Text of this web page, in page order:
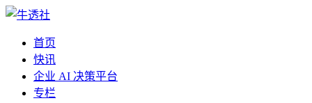
首页
快讯
企业 AI 决策平台
专栏